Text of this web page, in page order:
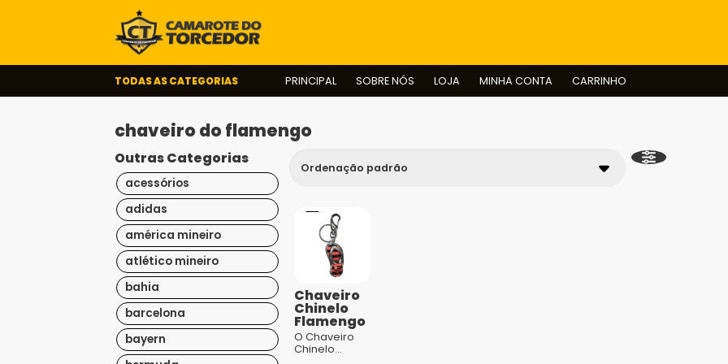
TODAS AS CATEGORIAS PRINCIPAL SOBRE NÓS LOJA MINHA CONTA CARRINHO
chaveiro do flamengo
Outras Categorias
acessórios
adidas
américa mineiro
atlético mineiro
bahia
barcelona
bayern
Chaveiro
Chinelo
Flamengo
O Chaveiro
Chinelo